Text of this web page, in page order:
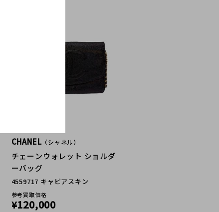
CHANEL （シャネル）
チェーンウォレット ショルダ
ーバッグ
4559717 キャビアスキン
参考買取価格
¥120,000